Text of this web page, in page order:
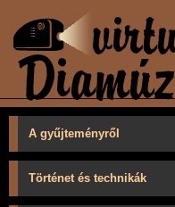
A gyűjteményről
Történet és technikák